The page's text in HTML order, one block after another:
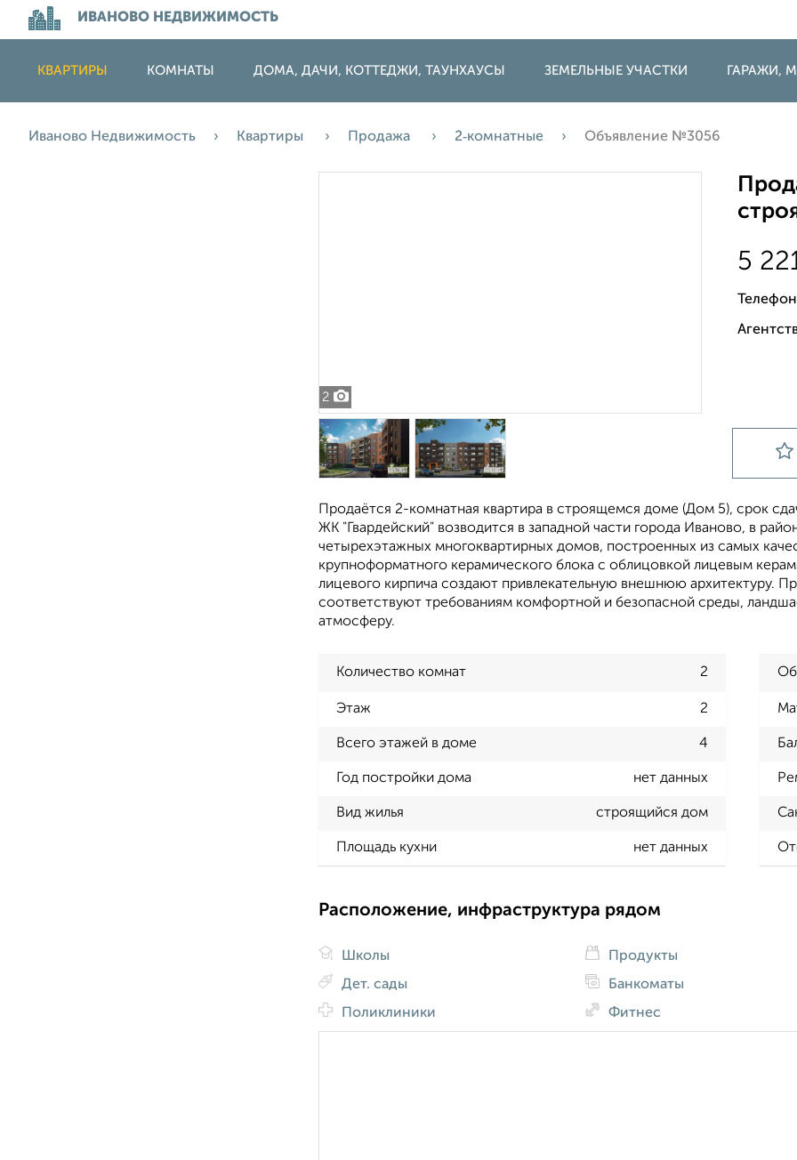
ИВАНОВО НЕДВИЖИМОСТЬ
КВАРТИРЫ КОМНАТЫ ДОМА, ДАЧИ, КОТТЕДЖИ, ТАУНХАУСЫ ЗЕМЕЛЬНЫЕ УЧАСТКИ ГАРАЖИ,
Иваново Недвижимость Квартиры Продажа 2‑комнатные Объявление №3056
2
5
Продаётся 2-комнатная квартира в строящемся доме (Дом 5), срок
ЖК "Гвардейский" возводится в западной части города Иваново, в
четырехэтажных многоквартирных домов, построенных из самых
крупноформатного керамического блока с облицовкой лицевым
лицевого кирпича создают привлекательную внешнюю архитектуру.
соответствуют требованиям комфортной и безопасной среды,
атмосферу.
Количество комнат 2
Этаж 2
Всего этажей в доме 4
Год постройки дома нет данных
Вид жилья строящийся дом
Площадь кухни нет данных
Расположение, инфраструктура рядом
Школы
Дет. сады
Поликлиники
Продукты
Банкоматы
Фитнес